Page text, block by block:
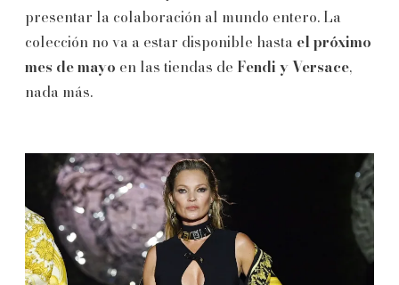
presentar la colaboración al mundo entero. La
colección no va a estar disponible hasta el próximo
mes de mayo en las tiendas de Fendi y Versace,
nada más.